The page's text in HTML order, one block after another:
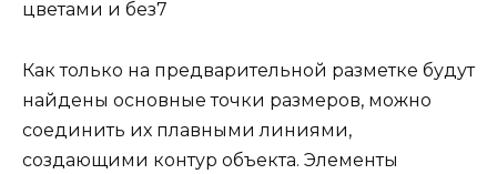
Как только на предварительной разметке будут
найдены основные точки размеров, можно
соединить их плавными линиями,
создающими контур объекта. Элементы